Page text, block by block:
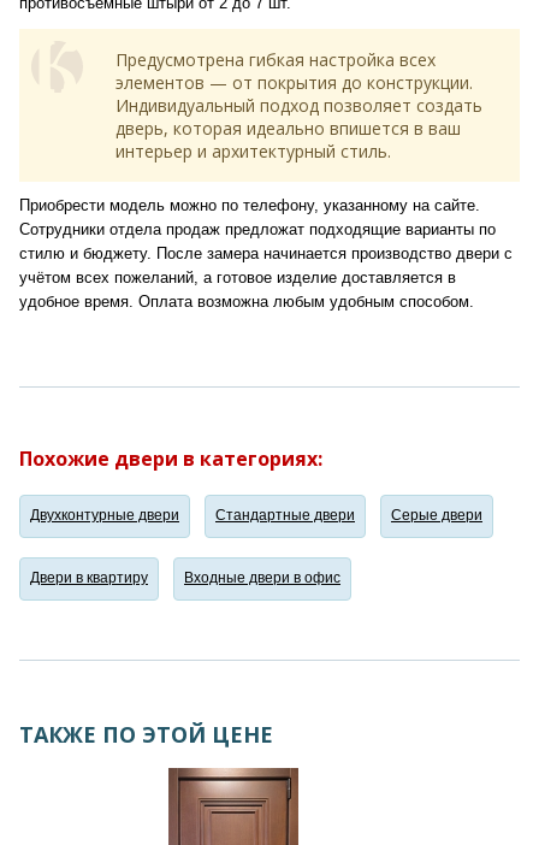
Предусмотрена гибкая настройка всех
элементов — от покрытия до конструкции.
Индивидуальный подход позволяет создать
дверь, которая идеально впишется в ваш
интерьер и архитектурный стиль.
Приобрести модель можно по телефону, указанному на сайте.
Сотрудники отдела продаж предложат подходящие варианты по
стилю и бюджету. После замера начинается производство двери с
учётом всех пожеланий, а готовое изделие доставляется в
удобное время. Оплата возможна любым удобным способом.
Похожие двери в категориях:
Двухконтурные двери Стандартные двери Серые двери
Двери в квартиру Входные двери в офис
ТАКЖЕ ПО ЭТОЙ ЦЕНЕ